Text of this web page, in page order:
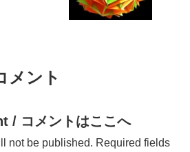
メント
/ コメントはここへ
not be published. Required fields